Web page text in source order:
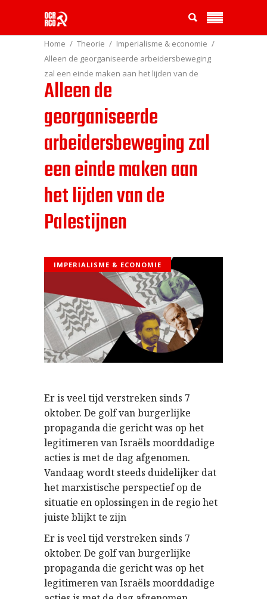
Home Theorie
Imperialisme & economie
Alleen de georganiseerde arbeidersbeweging
zal een einde maken aan het lijden van de
Palestijnen
Alleen de
georganiseerde
arbeidersbeweging zal
een einde maken aan
het lijden van de
Palestijnen
IMPERIALISME & ECONOMIE
Er is veel tijd verstreken sinds 7
oktober. De golf van burgerlijke
propaganda die gericht was op het
legitimeren van Israëls moorddadige
acties is met de dag afgenomen.
Vandaag wordt steeds duidelijker dat
het marxistische perspectief op de
situatie en oplossingen in de regio het
juiste blijkt te zijn
Er is veel tijd verstreken sinds 7
oktober. De golf van burgerlijke
propaganda die gericht was op het
legitimeren van Israëls moorddadige